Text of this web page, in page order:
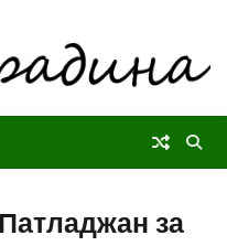
за